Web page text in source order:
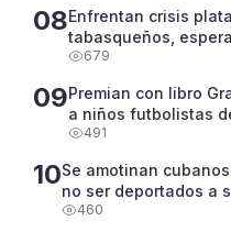
08Enfrentan crisis
tabasqueños,
679
09Premian con libro
a niños futbolistas
491
10Se amotinan
no ser deportados a
460